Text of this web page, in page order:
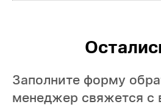
Заполните форму
менеджер свяжется